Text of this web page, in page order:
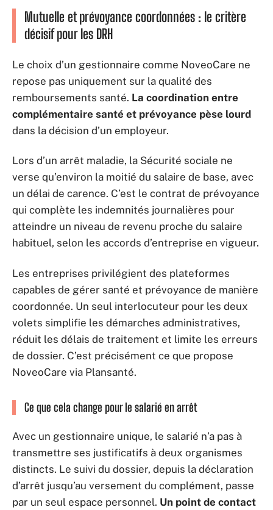
Mutuelle et prévoyance coordonnées : le critère
décisif pour les DRH
Le choix d’un gestionnaire comme NoveoCare ne
repose pas uniquement sur la qualité des
remboursements santé. La coordination entre
complémentaire santé et prévoyance pèse lourd
dans la décision d’un employeur.
Lors d’un arrêt maladie, la Sécurité sociale ne
verse qu’environ la moitié du salaire de base, avec
un délai de carence. C’est le contrat de prévoyance
qui complète les indemnités journalières pour
atteindre un niveau de revenu proche du salaire
habituel, selon les accords d’entreprise en vigueur.
Les entreprises privilégient des plateformes
capables de gérer santé et prévoyance de manière
coordonnée. Un seul interlocuteur pour les deux
volets simplifie les démarches administratives,
réduit les délais de traitement et limite les erreurs
de dossier. C’est précisément ce que propose
NoveoCare via Plansanté.
Ce que cela change pour le salarié en arrêt
Avec un gestionnaire unique, le salarié n’a pas à
transmettre ses justificatifs à deux organismes
distincts. Le suivi du dossier, depuis la déclaration
d’arrêt jusqu’au versement du complément, passe
par un seul espace personnel. Un point de contact